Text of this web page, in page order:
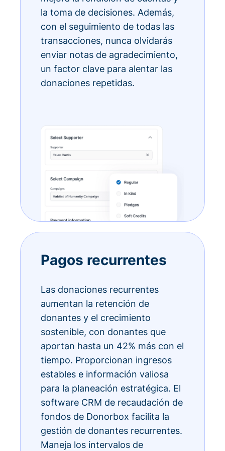
la toma de decisiones. Además,
con el seguimiento de todas las
transacciones, nunca olvidarás
enviar notas de agradecimiento,
un factor clave para alentar las
donaciones repetidas.
Pagos recurrentes
Las donaciones recurrentes
aumentan la retención de
donantes y el crecimiento
sostenible, con donantes que
aportan hasta un 42% más con el
tiempo. Proporcionan ingresos
estables e información valiosa
para la planeación estratégica. El
software CRM de recaudación de
fondos de Donorbox facilita la
gestión de donantes recurrentes.
Maneja los intervalos de